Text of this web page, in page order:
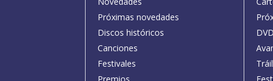
Próximas novedades
Discos históricos
Canciones
Festivales
DVD